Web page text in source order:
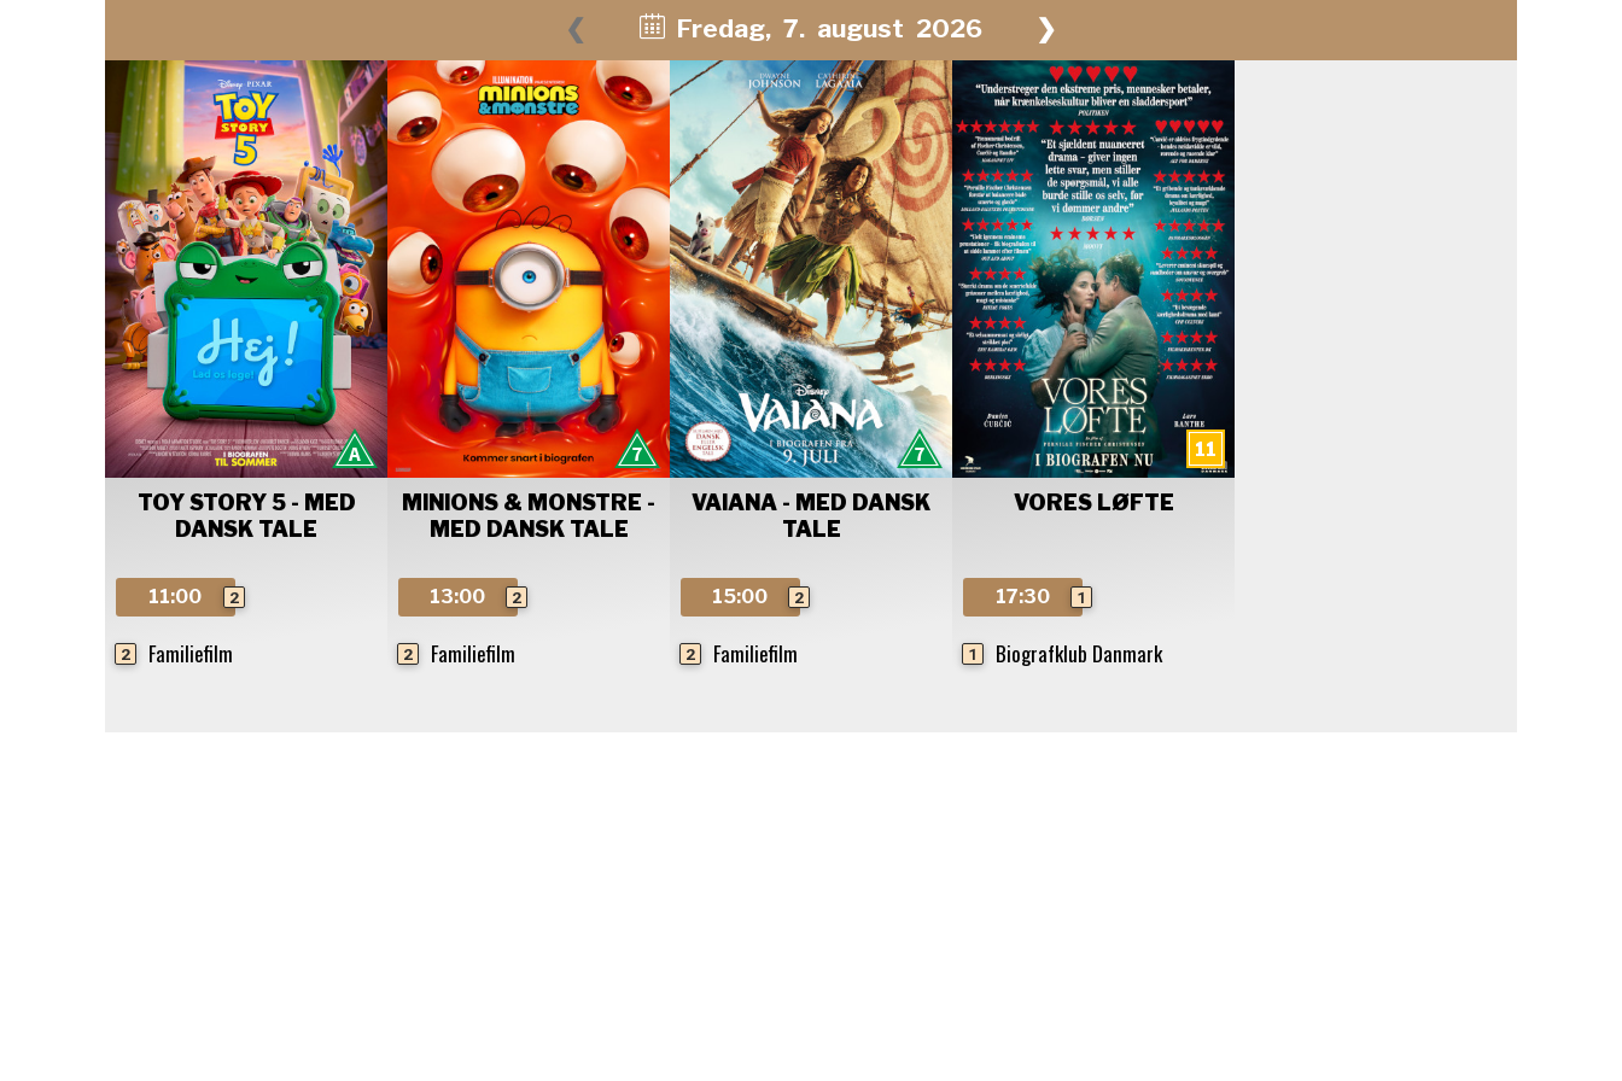
❮ Fredag, 7. august 2026 ❯
August 2026
Man Tirs Ons Tors Fre Lør Søn
27 28 29 30 31 1
2
3
4 5 6 7 8
9
10
11 12 13 14 15
16
17
18 19 20 21 22
23
24
25 26 27 28 29
30
31
1 2 3 4 5 6
TOY STORY 5 - MED
DANSK TALE
11:00 2
2 Familiefilm
MINIONS & MONSTRE -
MED DANSK TALE
13:00 2
2 Familiefilm
VAIANA - MED DANSK
TALE
15:00 2
2 Familiefilm
VORES LØFTE
17:30 1
1 Biografklub Danmark